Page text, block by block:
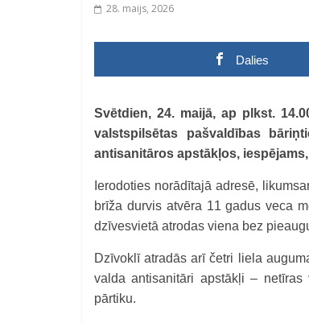
28. maijs, 2026
Dalies
Svētdien, 24. maijā, ap plkst.
valstspilsētas pašvaldības
antisanitāros apstākļos,
Ierodoties norādītajā adresē,
brīža durvis atvēra 11 gadus veca
dzīvesvietā atrodas viena bez
Dzīvoklī atradās arī četri liela
valda antisanitāri apstākļi –
pārtiku.